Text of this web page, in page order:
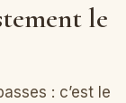
le
: c’est le